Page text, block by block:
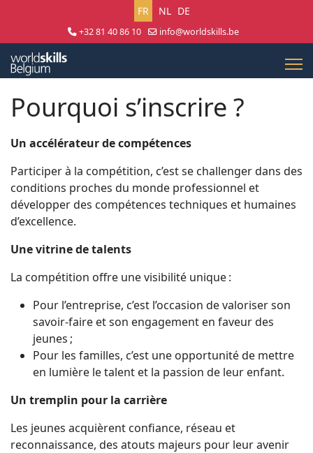
Sélectionnez votre langue
FR NL DE
+32 81 40 86 10
info@worldskills.be
Pourquoi s’inscrire ?
Un accélérateur de compétences
Participer à la compétition, c’est se challenger dans des
conditions proches du monde professionnel et
développer des compétences techniques et humaines
d’excellence.
Une vitrine de talents
La compétition offre une visibilité unique :
Pour l’entreprise, c’est l’occasion de valoriser son
savoir-faire et son engagement en faveur des
jeunes ;
Pour les familles, c’est une opportunité de mettre
en lumière le talent et la passion de leur enfant.
Un tremplin pour la carrière
Les jeunes acquièrent confiance, réseau et
reconnaissance, des atouts majeurs pour leur avenir